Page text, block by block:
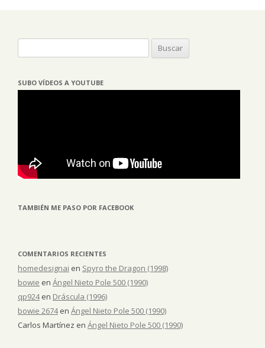
SUBO VÍDEOS A YOUTUBE
TAMBIÉN ME PASO POR FACEBOOK
COMENTARIOS RECIENTES
homedesignai en Spyro the Dragon (1998)
bowie en Ángel Nieto Pole 500 (1990)
qp924en Dráscula (1996)
bowie 2674en Ángel Nieto Pole 500 (1990)
Carlos Martínez en Ángel Nieto Pole 500 (1990)